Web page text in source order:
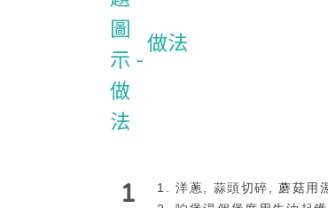
做法
1
1. 洋蔥, 蒜頭切碎, 蘑菇用